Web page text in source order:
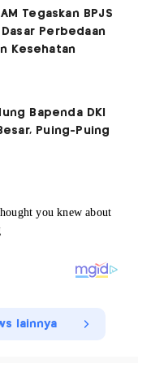
Tegaskan BPJS
Perbedaan
Kesehatan
Bapenda DKI
Puing-Puing
lainnya